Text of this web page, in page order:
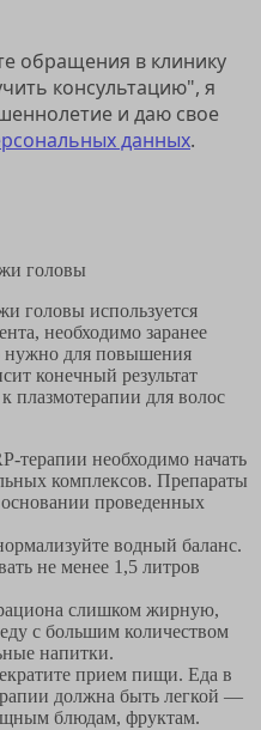
обращения в клинику
консультацию", я
и даю свое
данных.
головы
головы используется
необходимо заранее
нужно для повышения
конечный результат
плазмотерапии для волос
терапии необходимо начать
комплексов. Препараты
проведенных
водный баланс.
не менее 1,5 литров
слишком жирную,
с большим количеством
напитки.
прием пищи. Еда в
должна быть легкой —
блюдам, фруктам.